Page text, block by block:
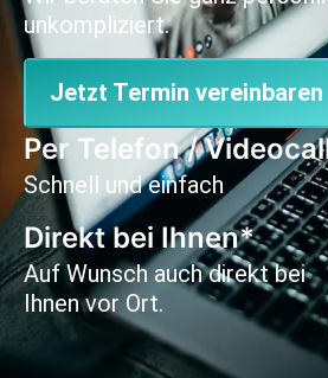
unkompliziert.
Jetzt Termin vereinbaren
Per Telefon /
Schnell und einfach
Direkt bei Ihnen*
Auf Wunsch auch direkt bei
Ihnen vor Ort.